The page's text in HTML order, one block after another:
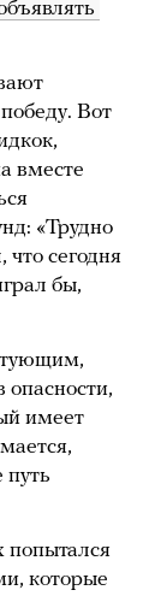
Вот
вместе
«Трудно
что сегодня
бы,
опасности,
имеет
путь
попытался
которые